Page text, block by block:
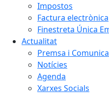
Impostos
Factura electrònica
Finestreta Única
Actualitat
Premsa i
Notícies
Agenda
Xarxes Socials